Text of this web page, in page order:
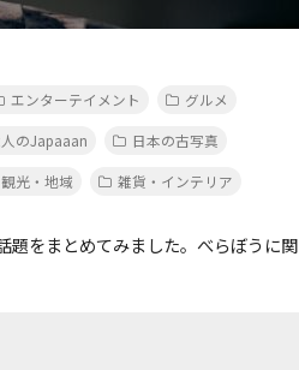
エンターテイメント
グルメ
のJapaaan
日本の古写真
観光・地域 雑貨・インテリア
題をまとめてみました。べらぼうに関